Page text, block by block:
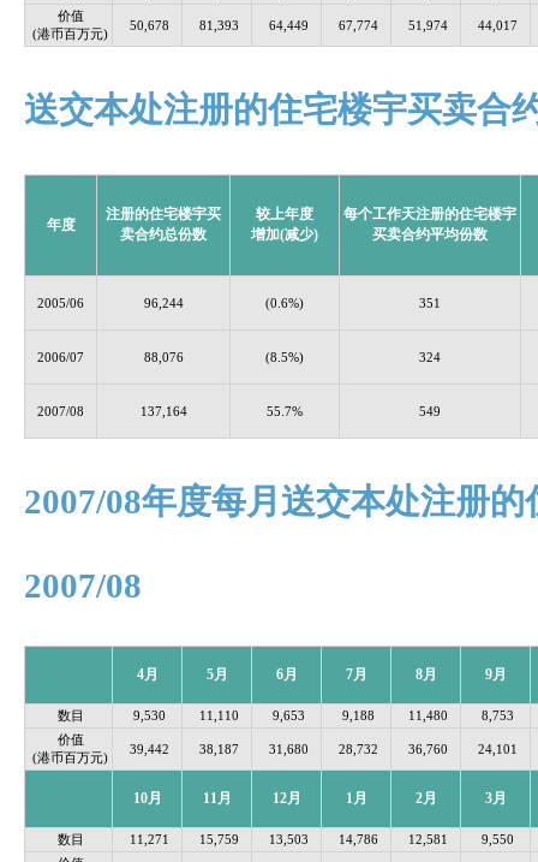
价值
(港币百万元)
50,678 81,393 64,449 67,774 51,974 44,017
送交本处注册的住宅楼宇买卖合
年度
注册的住宅楼宇买
卖合约总份数
较上年度
增加(减少)
每个工作天注册的住宅楼宇
买卖合约平均份数
2005/06 96,244 (0.6%) 351
2006/07 88,076 (8.5%) 324
2007/08 137,164 55.7% 549
2007/08年度每月送交本处注册
2007/08
4月 5月 6月 7月 8月 9月
数目 9,530 11,110 9,653 9,188 11,480
8,753
价值
(港币百万元)
39,442 38,187 31,680 28,732 36,760 24,101
10月 11月 12月 1月 2月 3月
数目 11,271 15,759 13,503 14,786 12,581
9,550